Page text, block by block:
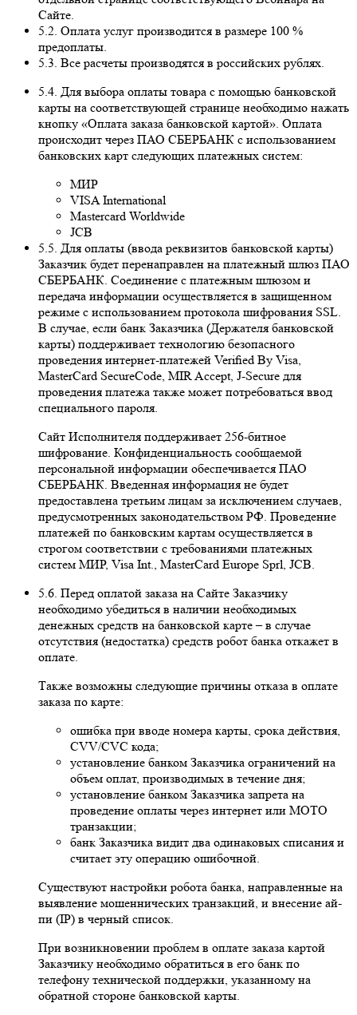
Сайте.
5.2. Оплата услуг производится в размере 100 %
предоплаты.
5.3. Все расчеты производятся в российских рублях.
5.4. Для выбора оплаты товара с помощью банковской
карты на соответствующей странице необходимо нажать
кнопку «Оплата заказа банковской картой». Оплата
происходит через ПАО СБЕРБАНК с использованием
банковских карт следующих платежных систем:
МИР
VISA International
Mastercard Worldwide
JCB
5.5. Для оплаты (ввода реквизитов банковской карты)
Заказчик будет перенаправлен на платежный шлюз ПАО
СБЕРБАНК. Соединение с платежным шлюзом и
передача информации осуществляется в защищенном
режиме с использованием протокола шифрования SSL.
В случае, если банк Заказчика (Держателя банковской
карты) поддерживает технологию безопасного
проведения интернет-платежей Veriﬁed By Visa,
MasterCard SecureCode, MIR Accept, J-Secure для
проведения платежа также может потребоваться ввод
специального пароля.
Сайт Исполнителя поддерживает 256-битное
шифрование. Конфиденциальность сообщаемой
персональной информации обеспечивается ПАО
СБЕРБАНК. Введенная информация не будет
предоставлена третьим лицам за исключением случаев,
предусмотренных законодательством РФ. Проведение
платежей по банковским картам осуществляется в
строгом соответствии с требованиями платежных
систем МИР, Visa Int., MasterCard Europe Sprl, JCB.
5.6. Перед оплатой заказа на Сайте Заказчику
необходимо убедиться в наличии необходимых
денежных средств на банковской карте – в случае
отсутствия (недостатка) средств робот банка откажет в
оплате.
Также возможны следующие причины отказа в оплате
заказа по карте:
ошибка при вводе номера карты, срока действия,
CVV/CVC кода;
установление банком Заказчика ограничений на
объем оплат, производимых в течение дня;
установление банком Заказчика запрета на
проведение оплаты через интернет или MOTO
транзакции;
банк Заказчика видит два одинаковых списания и
считает эту операцию ошибочной.
Существуют настройки робота банка, направленные на
выявление мошеннических транзакций, и внесение ай-
пи (IP) в черный список.
При возникновении проблем в оплате заказа картой
Заказчику необходимо обратиться в его банк по
телефону технической поддержки, указанному на
обратной стороне банковской карты.